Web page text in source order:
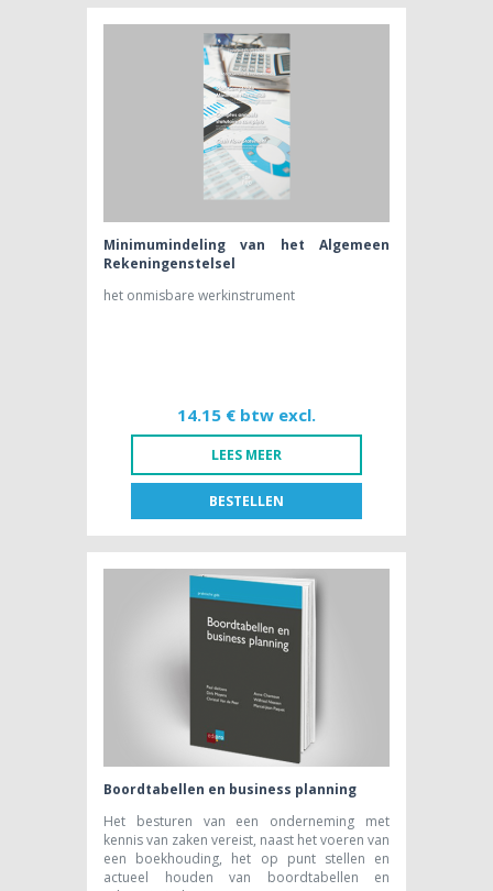
64,15 € btw excl.
Minimumindeling van het Algemeen
Rekeningenstelsel
het onmisbare werkinstrument
14.15 € btw excl.
LEES MEER
BESTELLEN
NL
14,15 € btw excl.
Boordtabellen en business planning
Het besturen van een onderneming met
kennis van zaken vereist, naast het voeren van
een boekhouding, het op punt stellen en
actueel houden van boordtabellen en